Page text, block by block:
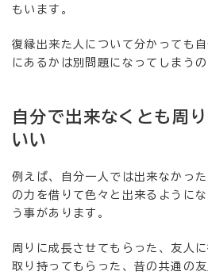
もいます。
復縁出来た人について分かっても
にあるかは別問題になってしまうの
自分で出来なくとも周
いい
例えば、自分一人では出来なかっ
の力を借りて色々と出来るように
う事があります。
周りに成長させてもらった、友人
取り持ってもらった、昔の共通の